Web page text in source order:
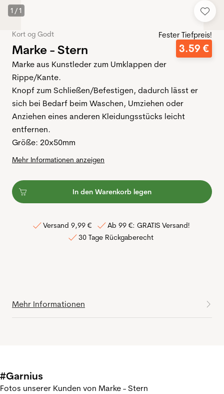
1 /1
Kort og Godt
Marke - Stern
Fester Tiefpreis!
3.59 €
Marke aus Kunstleder zum Umklappen der
Rippe/Kante.
Knopf zum Schließen/Befestigen, dadurch lässt er
sich bei Bedarf beim Waschen, Umziehen oder
Anziehen eines anderen Kleidungsstücks leicht
entfernen.
Größe: 20x50mm
Mehr Informationen anzeigen
In den Warenkorb legen
Versand 9,99 €
Ab 99 €: GRATIS Versand!
30 Tage Rückgaberecht
Mehr Informationen
#Garnius
Fotos unserer Kunden von Marke - Stern